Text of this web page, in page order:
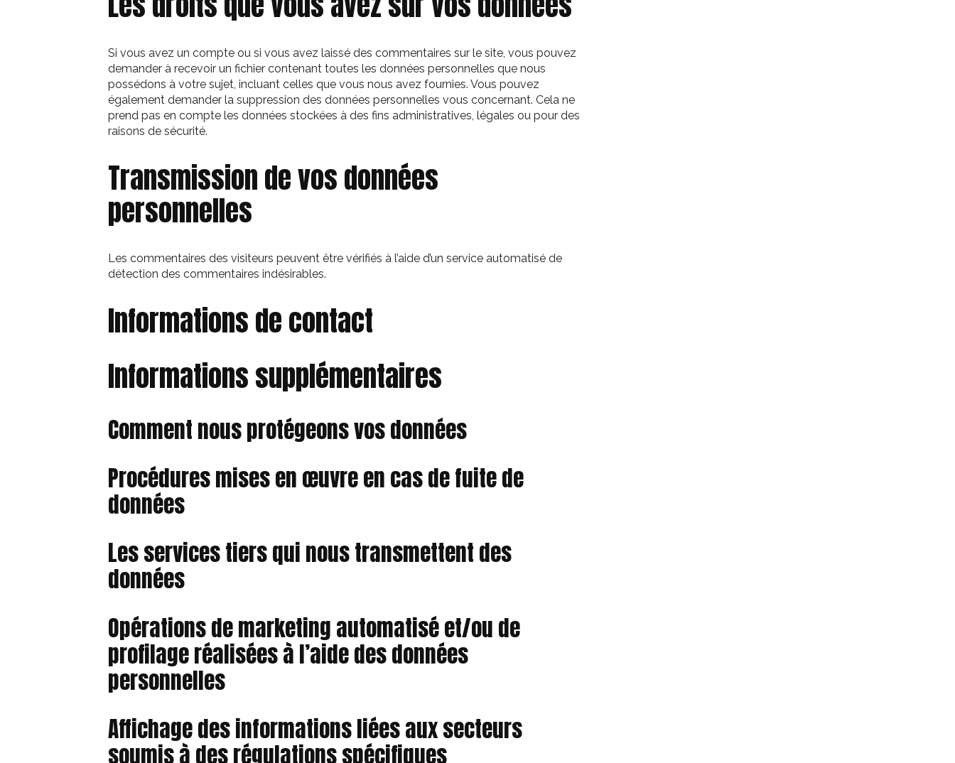
Si vous avez un compte ou si vous avez laissé des commentaires sur le site, vous pouvez
demander à recevoir un fichier contenant toutes les données personnelles que nous
possédons à votre sujet, incluant celles que vous nous avez fournies. Vous pouvez
également demander la suppression des données personnelles vous concernant. Cela ne
prend pas en compte les données stockées à des fins administratives, légales ou pour des
raisons de sécurité.
Transmission de vos données
personnelles
Les commentaires des visiteurs peuvent être vérifiés à l’aide d’un service automatisé de
détection des commentaires indésirables.
Informations de contact
Informations supplémentaires
Comment nous protégeons vos données
Procédures mises en œuvre en cas de fuite de
données
Les services tiers qui nous transmettent des
données
Opérations de marketing automatisé et/ou de
profilage réalisées à l’aide des données
personnelles
Affichage des informations liées aux secteurs
soumis à des régulations spécifiques